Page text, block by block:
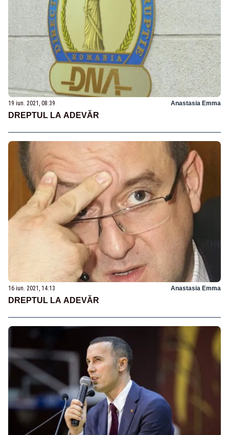
19 iun. 2021, 08:39 Anastasia Emma
DREPTUL LA ADEVĂR
16 iun. 2021, 14:13 Anastasia Emma
DREPTUL LA ADEVĂR